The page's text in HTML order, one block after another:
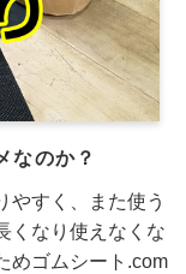
なのか？
やすく、また使う
くなり使えなくな
めゴムシート.com